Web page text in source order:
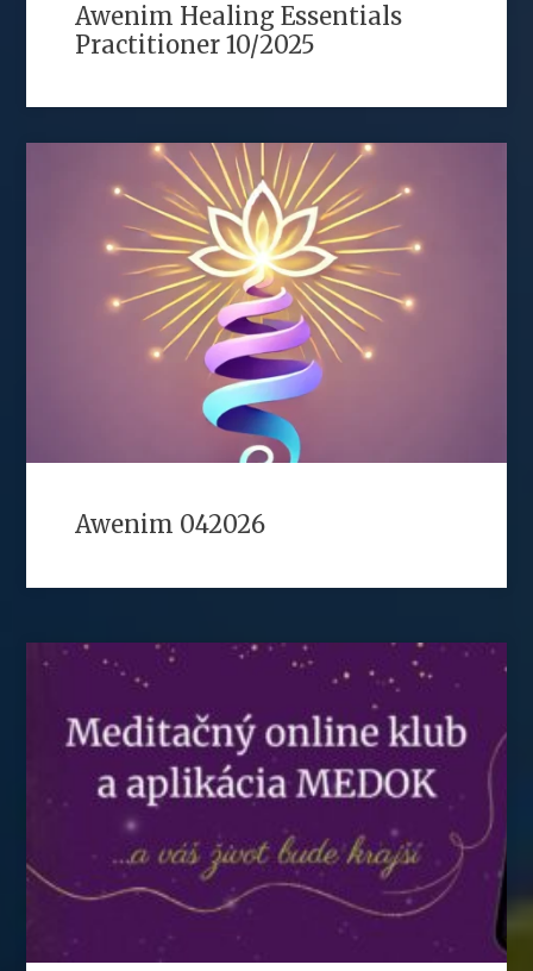
Awenim Healing Essentials
Practitioner 10/2025
Awenim 042026